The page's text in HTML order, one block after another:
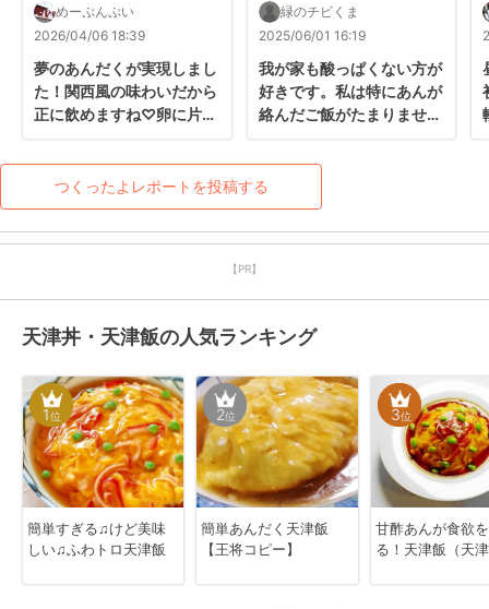
めーぷんぷい
2026/04/06 18:39
夢のあんだくが実現しまし
た！関西風の味わいだから
正に飲めますね♡卵に片栗
ましたが今日はとっても勉
強になりました♪レシピ感
謝です(^^)
緑のチビくま
2025/06/01 16:19
我が家も酸っぱくない方が
好きです。私は特にあんが
絡んだご飯がたまりませ
つくったよレポートを投稿する
【PR】
天津丼・天津飯の人気ランキング
1位
簡単すぎる♫けど美味
しい♫ふわトロ天津飯
2位
簡単あんだく天津飯
【王将コピー】
3位
甘酢あんが食欲
る！天津飯（天